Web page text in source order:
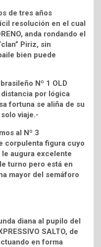
de tres años
resolución en el cual
anda rondando el
Piriz, sin
bien puede
Nº 1 OLD
por lógica
fortuna se aliña de su
viaje.-
al Nº 3
corpulenta figura cuyo
augura excelente
turno pero está en
mayor del semáforo
diana al pupilo del
SALTO, de
en forma